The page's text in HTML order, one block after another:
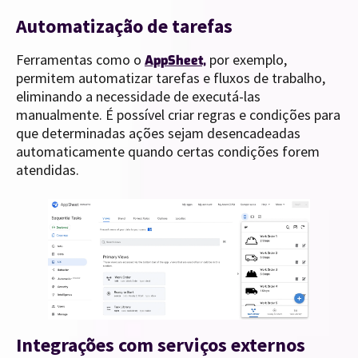
Automatização de tarefas
Ferramentas como o AppSheet, por exemplo,
permitem automatizar tarefas e fluxos de trabalho,
eliminando a necessidade de executá-las
manualmente. É possível criar regras e condições para
que determinadas ações sejam desencadeadas
automaticamente quando certas condições forem
atendidas.
Integrações com serviços externos